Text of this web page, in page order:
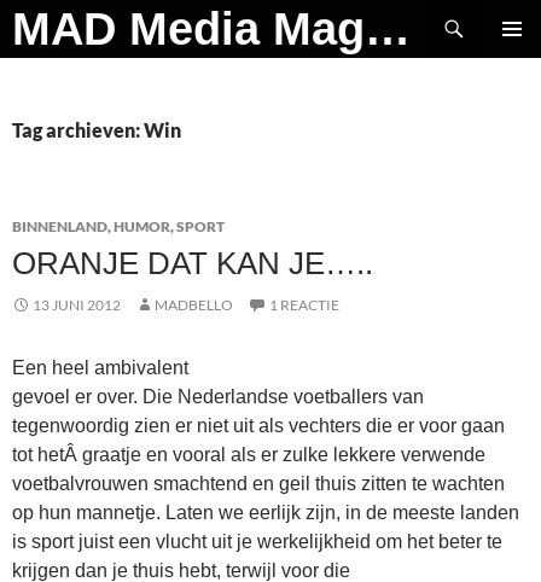
Ga
naar
MAD Media Magazine
Zoeken
Tag archieven: Win
BINNENLAND,HUMOR,SPORT
ORANJE DAT KAN JE…..
13 JUNI 2012 MADBELLO 1 REACTIE
Een heel ambivalent
gevoel er over. Die Nederlandse voetballers van
tegenwoordig zien er niet uit als vechters die er voor gaan
tot hetÂ graatje en vooral als er zulke lekkere verwende
voetbalvrouwen smachtend en geil thuis zitten te wachten
op hun mannetje. Laten we eerlijk zijn, in de meeste landen
is sport juist een vlucht uit je werkelijkheid om het beter te
krijgen dan je thuis hebt, terwijl voor die